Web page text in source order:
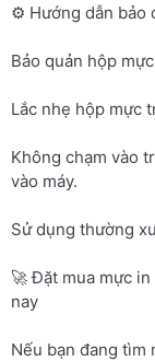
⚙️ Hướng dẫn bảo
Bảo quản hộp
Lắc nhẹ hộp mực
Không chạm vào
vào máy.
Sử dụng thường
🚀 Đặt mua mực
nay
Nếu bạn đang